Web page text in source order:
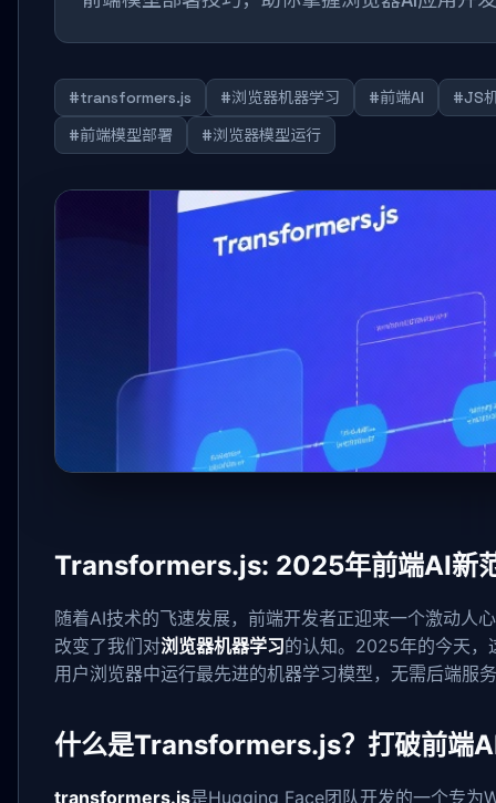
#transformers.js #浏览器机器学习 #前端AI
#JS
#前端模型部署
#浏览器模型运行
Transformers.js: 2025年前端AI新
随着AI技术的飞速发展，前端开发者正迎来一个激动人
改变了我们对浏览器机器学习的认知。2025年的今天，
用户浏览器中运行最先进的机器学习模型，无需后端服
什么是Transformers.js？打破前端
transformers.js是Hugging Face团队开发的一个专为